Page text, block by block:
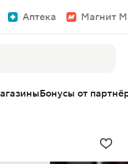
Аптека Магнит
Бонусы от